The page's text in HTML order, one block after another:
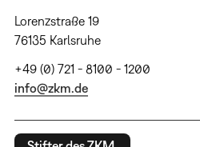
Lorenzstraße 19
76135 Karlsruhe
+49 (0) 721 - 8100 - 1200
info@zkm.de